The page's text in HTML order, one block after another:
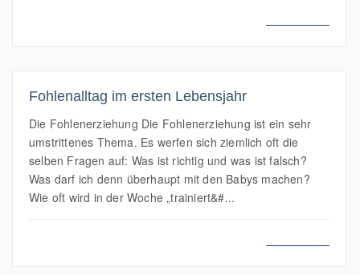
Fohlenalltag im ersten Lebensjahr
Die Fohlenerziehung Die Fohlenerziehung ist ein sehr
umstrittenes Thema. Es werfen sich ziemlich oft die
selben Fragen auf: Was ist richtig und was ist falsch?
Was darf ich denn überhaupt mit den Babys machen?
Wie oft wird in der Woche „trainiert&#...